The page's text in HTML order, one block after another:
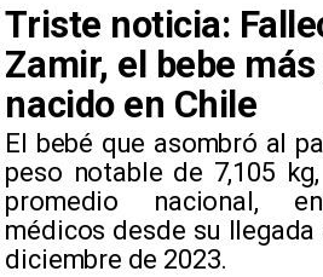
Triste noticia:
Zamir, el bebe
nacido en Chile
El bebé que asombró al
peso notable de 7,105
promedio nacional,
médicos desde su
diciembre de 2023.